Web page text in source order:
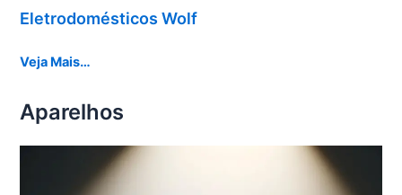
Eletrodomésticos Wolf
Veja Mais…
Aparelhos